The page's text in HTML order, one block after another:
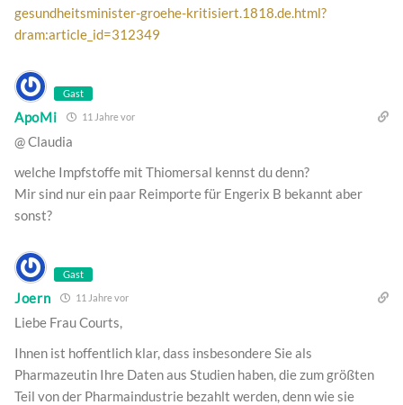
gesundheitsminister-groehe-kritisiert.1818.de.html?
dram:article_id=312349
Gast
ApoMi 11 Jahre vor
@ Claudia
welche Impfstoffe mit Thiomersal kennst du denn?
Mir sind nur ein paar Reimporte für Engerix B bekannt aber
sonst?
Gast
Joern 11 Jahre vor
Liebe Frau Courts,
Ihnen ist hoffentlich klar, dass insbesondere Sie als
Pharmazeutin Ihre Daten aus Studien haben, die zum größten
Teil von der Pharmaindustrie bezahlt werden, denn wie sie